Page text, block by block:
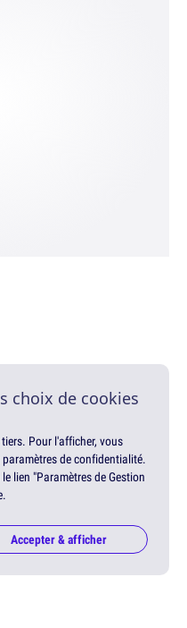
choix de cookies
Pour l'afficher, vous
de confidentialité.
lien "Paramètres de Gestion
Accepter & afficher